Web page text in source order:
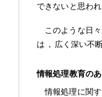
できないと思わ
このような日
は ， 広く深い不
情報処理教育の
情報処理に関